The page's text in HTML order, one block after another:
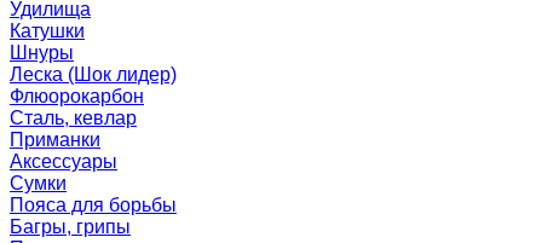
Удилища
Катушки
Шнуры
Леска (Шок лидер)
Флюорокарбон
Сталь, кевлар
Приманки
Аксессуары
Сумки
Пояса для борьбы
Багры, грипы